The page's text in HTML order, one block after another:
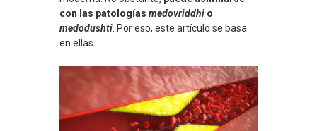
con las patologías medovriddhi o
medodushti . Por eso, este artículo se basa
en ellas.